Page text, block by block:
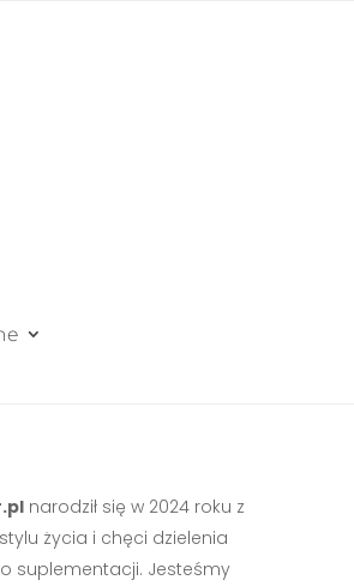
narodził się w 2024 roku z
życia i chęci dzielenia
suplementacji. Jesteśmy